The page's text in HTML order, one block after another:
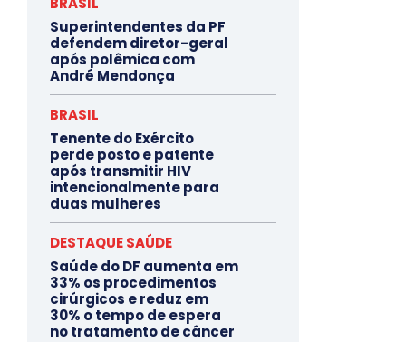
Superintendentes da PF
defendem diretor-geral
após polêmica com
André Mendonça
BRASIL
Tenente do Exército
perde posto e patente
após transmitir HIV
intencionalmente para
duas mulheres
DESTAQUE SAÚDE
Saúde do DF aumenta em
33% os procedimentos
cirúrgicos e reduz em
30% o tempo de espera
no tratamento de câncer